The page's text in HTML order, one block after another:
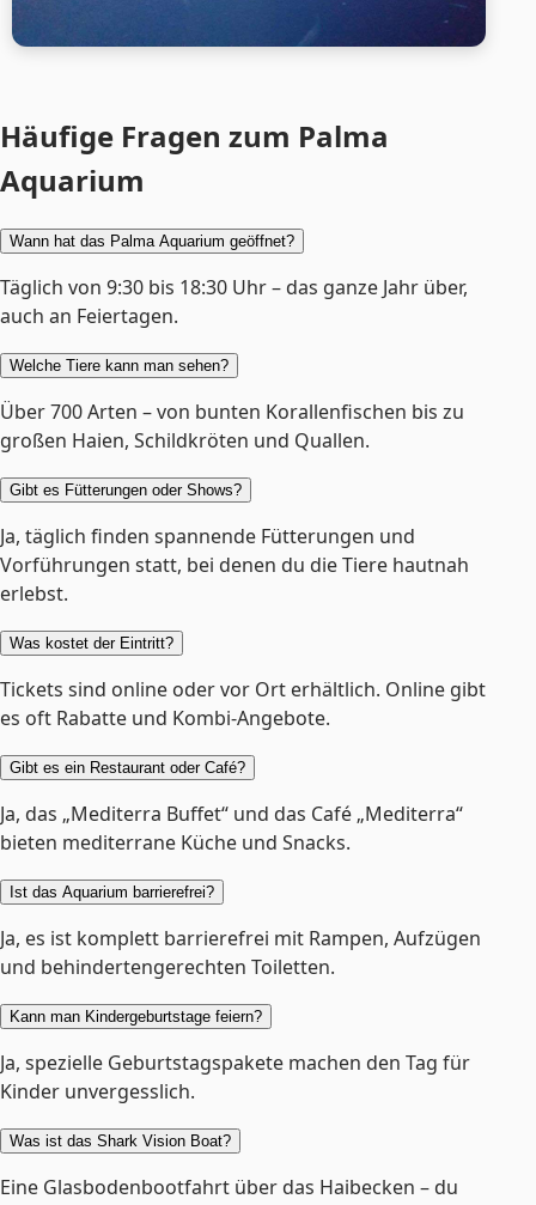
Häufige Fragen zum Palma
Aquarium
Wann hat das Palma Aquarium geöffnet?
Täglich von 9:30 bis 18:30 Uhr – das ganze Jahr über,
auch an Feiertagen.
Welche Tiere kann man sehen?
Über 700 Arten – von bunten Korallenfischen bis zu
großen Haien, Schildkröten und Quallen.
Gibt es Fütterungen oder Shows?
Ja, täglich finden spannende Fütterungen und
Vorführungen statt, bei denen du die Tiere hautnah
erlebst.
Was kostet der Eintritt?
Tickets sind online oder vor Ort erhältlich. Online gibt
es oft Rabatte und Kombi-Angebote.
Gibt es ein Restaurant oder Café?
Ja, das „Mediterra Buffet“ und das Café „Mediterra“
bieten mediterrane Küche und Snacks.
Ist das Aquarium barrierefrei?
Ja, es ist komplett barrierefrei mit Rampen, Aufzügen
und behindertengerechten Toiletten.
Kann man Kindergeburtstage feiern?
Ja, spezielle Geburtstagspakete machen den Tag für
Kinder unvergesslich.
Was ist das Shark Vision Boat?
Eine Glasbodenbootfahrt über das Haibecken – du